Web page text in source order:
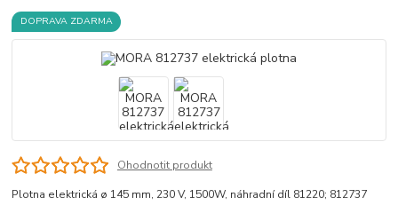
DOPRAVA ZDARMA
Ohodnotit produkt
Plotna elektrická ø 145 mm, 230 V, 1500W, náhradní díl 81220; 812737